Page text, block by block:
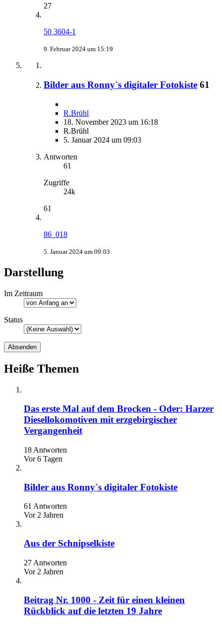
27
50 3604-1
9. Februar 2024 um 15:19
Bilder aus Ronny`s digitaler Fotokiste 61
R.Brühl
18. November 2023 um 16:18
R.Brühl
5. Januar 2024 um 09:03
Antworten
61
Zugriffe
24k
61
86_018
5. Januar 2024 um 09:03
Darstellung
Im Zeitraum
Status
Heiße Themen
Das erste Mal auf dem Brocken - Oder: Harzer
Diesellokomotiven mit erzgebirgischer
Vergangenheit
18 Antworten
Vor 6 Tagen
Bilder aus Ronny`s digitaler Fotokiste
61 Antworten
Vor 2 Jahren
Aus der Schnipselkiste
27 Antworten
Vor 2 Jahren
Beitrag Nr. 1000 - Zeit für einen kleinen
Rückblick auf die letzten 19 Jahre